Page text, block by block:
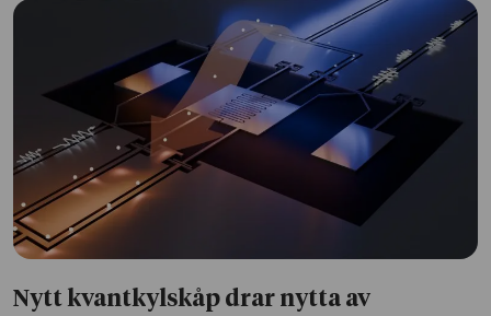
Nytt kvantkylskåp drar nytta av